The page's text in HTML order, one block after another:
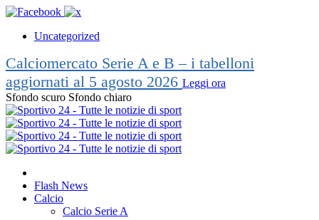
Uncategorized
Calciomercato Serie A e B – i tabelloni
aggiornati al 5 agosto 2026 Leggi ora
Sfondo scuro Sfondo chiaro
Flash News
Calcio
Calcio Serie A